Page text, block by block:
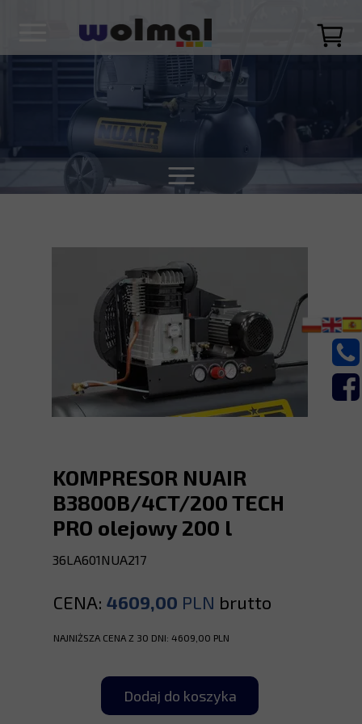
Dodaj do koszyka
36LA601NUA217
KOMPRESOR NUAIR
B3800B/4CT/200 TECH
PRO olejowy 200 l
CENA: 4609,00 PLN brutto
NAJNIŻSZA CENA Z 30 DNI: 4609,00 PLN